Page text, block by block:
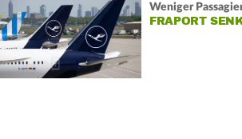
Weniger
FRAPORT